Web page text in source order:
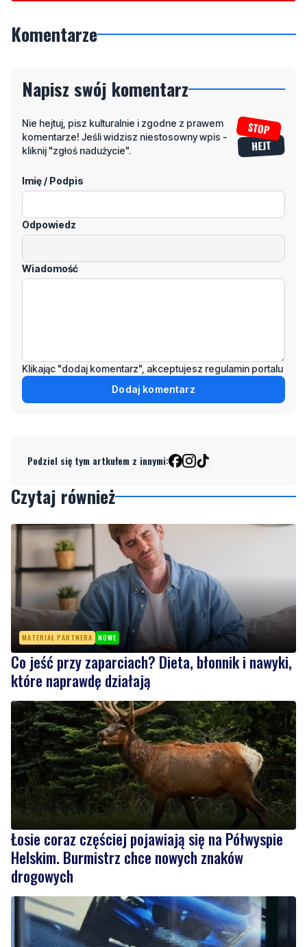
Komentarze
Napisz swój komentarz
Nie hejtuj, pisz kulturalnie i zgodne z prawem
komentarze! Jeśli widzisz niestosowny wpis -
kliknij "zgłoś nadużycie".
Imię / Podpis
Odpowiedz
Wiadomość
Klikając "dodaj komentarz", akceptujesz regulamin portalu
Dodaj komentarz
Podziel się tym artkułem z innymi:
Czytaj również
MATERIAŁ PARTNERA NOWE
Co jeść przy zaparciach? Dieta, błonnik i nawyki,
które naprawdę działają
Łosie coraz częściej pojawiają się na Półwyspie
Helskim. Burmistrz chce nowych znaków
drogowych